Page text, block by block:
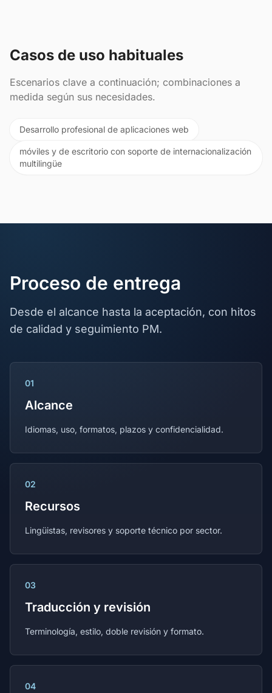
Casos de uso habituales
Escenarios clave a continuación; combinaciones a
medida según sus necesidades.
Desarrollo profesional de aplicaciones web
móviles y de escritorio con soporte de internacionalización
multilingüe
Proceso de entrega
Desde el alcance hasta la aceptación, con hitos
de calidad y seguimiento PM.
01
Alcance
Idiomas, uso, formatos, plazos y confidencialidad.
02
Recursos
Lingüistas, revisores y soporte técnico por sector.
03
Traducción y revisión
Terminología, estilo, doble revisión y formato.
04